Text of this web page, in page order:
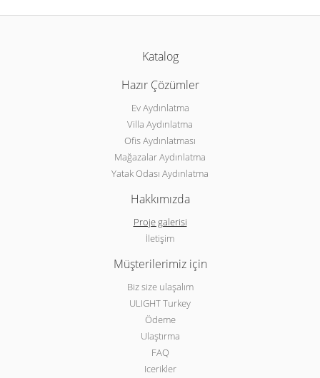
Katalog
Hazır Çözümler
Ev Aydınlatma
Villa Aydınlatma
Ofis Aydınlatması
Mağazalar Aydınlatma
Yatak Odası Aydınlatma
Hakkımızda
Proje galerisi
İletişim
Müşterilerimiz için
Biz size ulaşalım
ULIGHT Turkey
Ödeme
Ulaştırma
FAQ
Icerikler